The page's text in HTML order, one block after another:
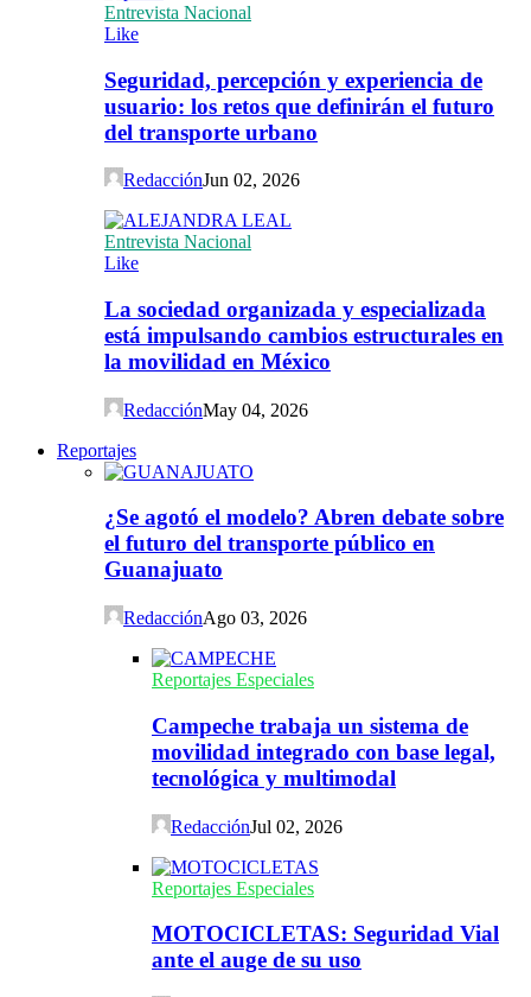
Entrevista Nacional
Like
Seguridad, percepción y experiencia de
usuario: los retos que definirán el futuro
del transporte urbano
RedacciónJun 02, 2026
Entrevista Nacional
Like
La sociedad organizada y especializada
está impulsando cambios estructurales en
la movilidad en México
RedacciónMay 04, 2026
Reportajes
¿Se agotó el modelo? Abren debate sobre
el futuro del transporte público en
Guanajuato
RedacciónAgo 03, 2026
Reportajes Especiales
Campeche trabaja un sistema de
movilidad integrado con base legal,
tecnológica y multimodal
RedacciónJul 02, 2026
Reportajes Especiales
MOTOCICLETAS: Seguridad Vial
ante el auge de su uso